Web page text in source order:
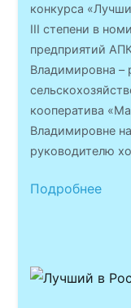
конкурса
III степени в
предприятий
Владимировна –
кооператива
Владимировне
руководителю
Подробнее